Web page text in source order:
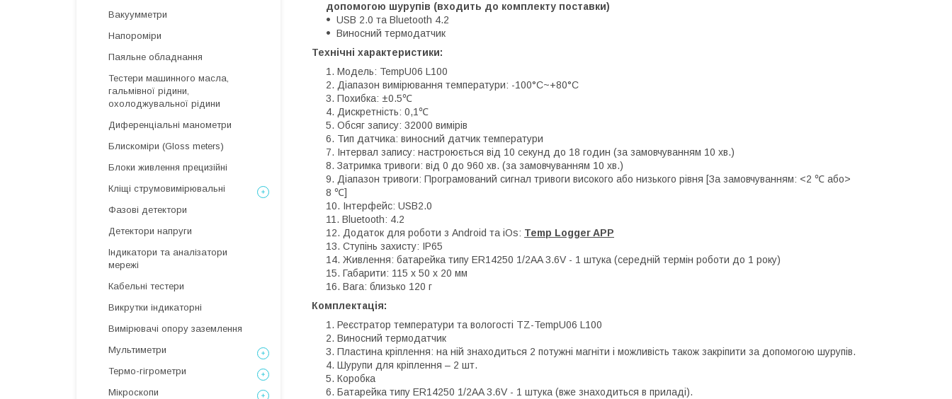
допомогою шурупів (входить до комплекту поставки)
USB 2.0 та Bluetooth 4.2
Виносний термодатчик
Технічні характеристики:
Модель: TempU06 L100
Діапазон вимірювання температури: -100°C~+80°C
Похибка: ±0.5℃
Дискретність: 0,1℃
Обсяг запису: 32000 вимірів
Тип датчика: виносний датчик температури
Інтервал запису: настроюється від 10 секунд до 18 годин (за замовчуванням 10 хв.)
Затримка тривоги: від 0 до 960 хв. (за замовчуванням 10 хв.)
Діапазон тривоги: Програмований сигнал тривоги високого або низького рівня [За замовчуванням: <2 ℃ або>
8 ℃]
Інтерфейс: USB2.0
Bluetooth: 4.2
Додаток для роботи з Android та iOs: Temp Logger APP
Ступінь захисту: IP65
Живлення: батарейка типу ER14250 1/2AA 3.6V - 1 штука (середній термін роботи до 1 року)
Габарити: 115 х 50 х 20 мм
Вага: близько 120 г
Комплектація:
Реєстратор температури та вологості TZ-TempU06 L100
Виносний термодатчик
Пластина кріплення: на ній знаходиться 2 потужні магніти і можливість також закріпити за допомогою шурупів.
Шурупи для кріплення – 2 шт.
Коробка
Батарейка типу ER14250 1/2AA 3.6V - 1 штука (вже знаходиться в приладі).
Вакуумметри
Напороміри
Паяльне обладнання
Тестери машинного масла,
гальмівної рідини,
охолоджувальної рідини
Диференціальні манометри
Блискоміри (Gloss meters)
Блоки живлення прецизійні
Кліщі струмовимірювальні
Фазові детектори
Детектори напруги
Індикатори та аналізатори
мережі
Кабельні тестери
Викрутки індикаторні
Вимірювачі опору заземлення
Мультиметри
Термо-гігрометри
Мікроскопи